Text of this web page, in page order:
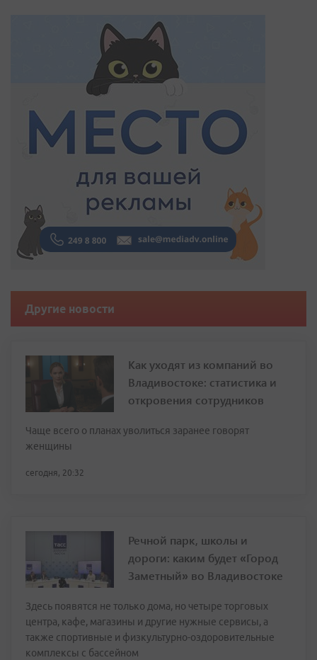
Другие новости
Как уходят из компаний во
Владивостоке: статистика и
откровения сотрудников
Чаще всего о планах уволиться заранее говорят
женщины
сегодня, 20:32
Речной парк, школы и
дороги: каким будет «Город
Заметный» во Владивостоке
Здесь появятся не только дома, но четыре торговых
центра, кафе, магазины и другие нужные сервисы, а
также спортивные и физкультурно-оздоровительные
комплексы с бассейном